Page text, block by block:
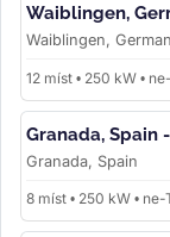
Waiblingen,
Waiblingen,
12 míst • 250 kW •
Granada, Spain
Granada, Spain
8 míst • 250 kW • ne-